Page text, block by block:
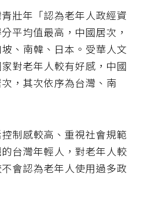
壯年「認為老年人政經資
平均值最高，中國居次，
、南韓、日本。受華人文
對老年人較有好感，中國
，其次依序為台灣、南
制感較高、重視社會規範
台灣年輕人，對老年人較
會認為老年人使用過多政